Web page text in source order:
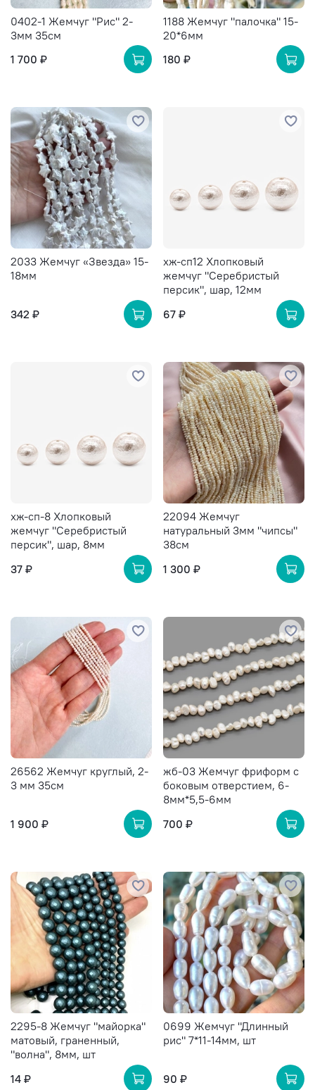
0402-1 Жемчуг "Рис" 2-
3мм 35см
1 700 ₽
1188 Жемчуг "палочка" 15-
20*6мм
180 ₽
2033 Жемчуг «Звезда» 15-
18мм
342 ₽
хж-сп12 Хлопковый
жемчуг "Серебристый
персик", шар, 12мм
67 ₽
хж-сп-8 Хлопковый
жемчуг "Серебристый
персик", шар, 8мм
37 ₽
22094 Жемчуг
натуральный 3мм "чипсы"
38см
1 300 ₽
26562 Жемчуг круглый, 2-
3 мм 35см
1 900 ₽
жб-03 Жемчуг фриформ с
боковым отверстием, 6-
8мм*5,5-6мм
700 ₽
2295-8 Жемчуг "майорка"
матовый, граненный,
"волна", 8мм, шт
14 ₽
0699 Жемчуг "Длинный
рис" 7*11-14мм, шт
90 ₽